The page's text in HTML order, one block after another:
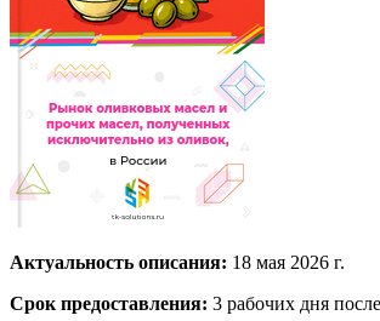
Актуальность описания: 18 мая 2026 г.
Срок предоставления: 3 рабочих дня